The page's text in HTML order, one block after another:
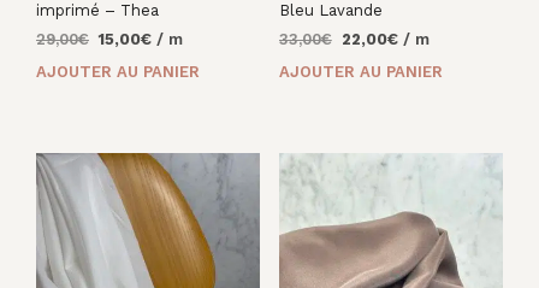
imprimé – Thea
29,00€ Le
15,00€Le/ m
AJOUTER AU PANIER
Bleu Lavande
33,00€
Le
22,00€Le/ m
AJOUTER AU PANIER